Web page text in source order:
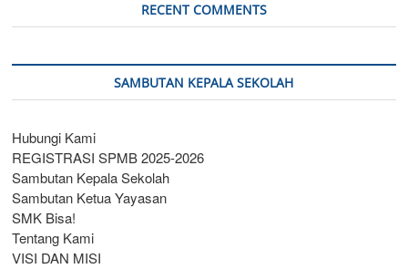
RECENT COMMENTS
SAMBUTAN KEPALA SEKOLAH
Hubungi Kami
REGISTRASI SPMB 2025-2026
Sambutan Kepala Sekolah
Sambutan Ketua Yayasan
SMK Bisa!
Tentang Kami
VISI DAN MISI